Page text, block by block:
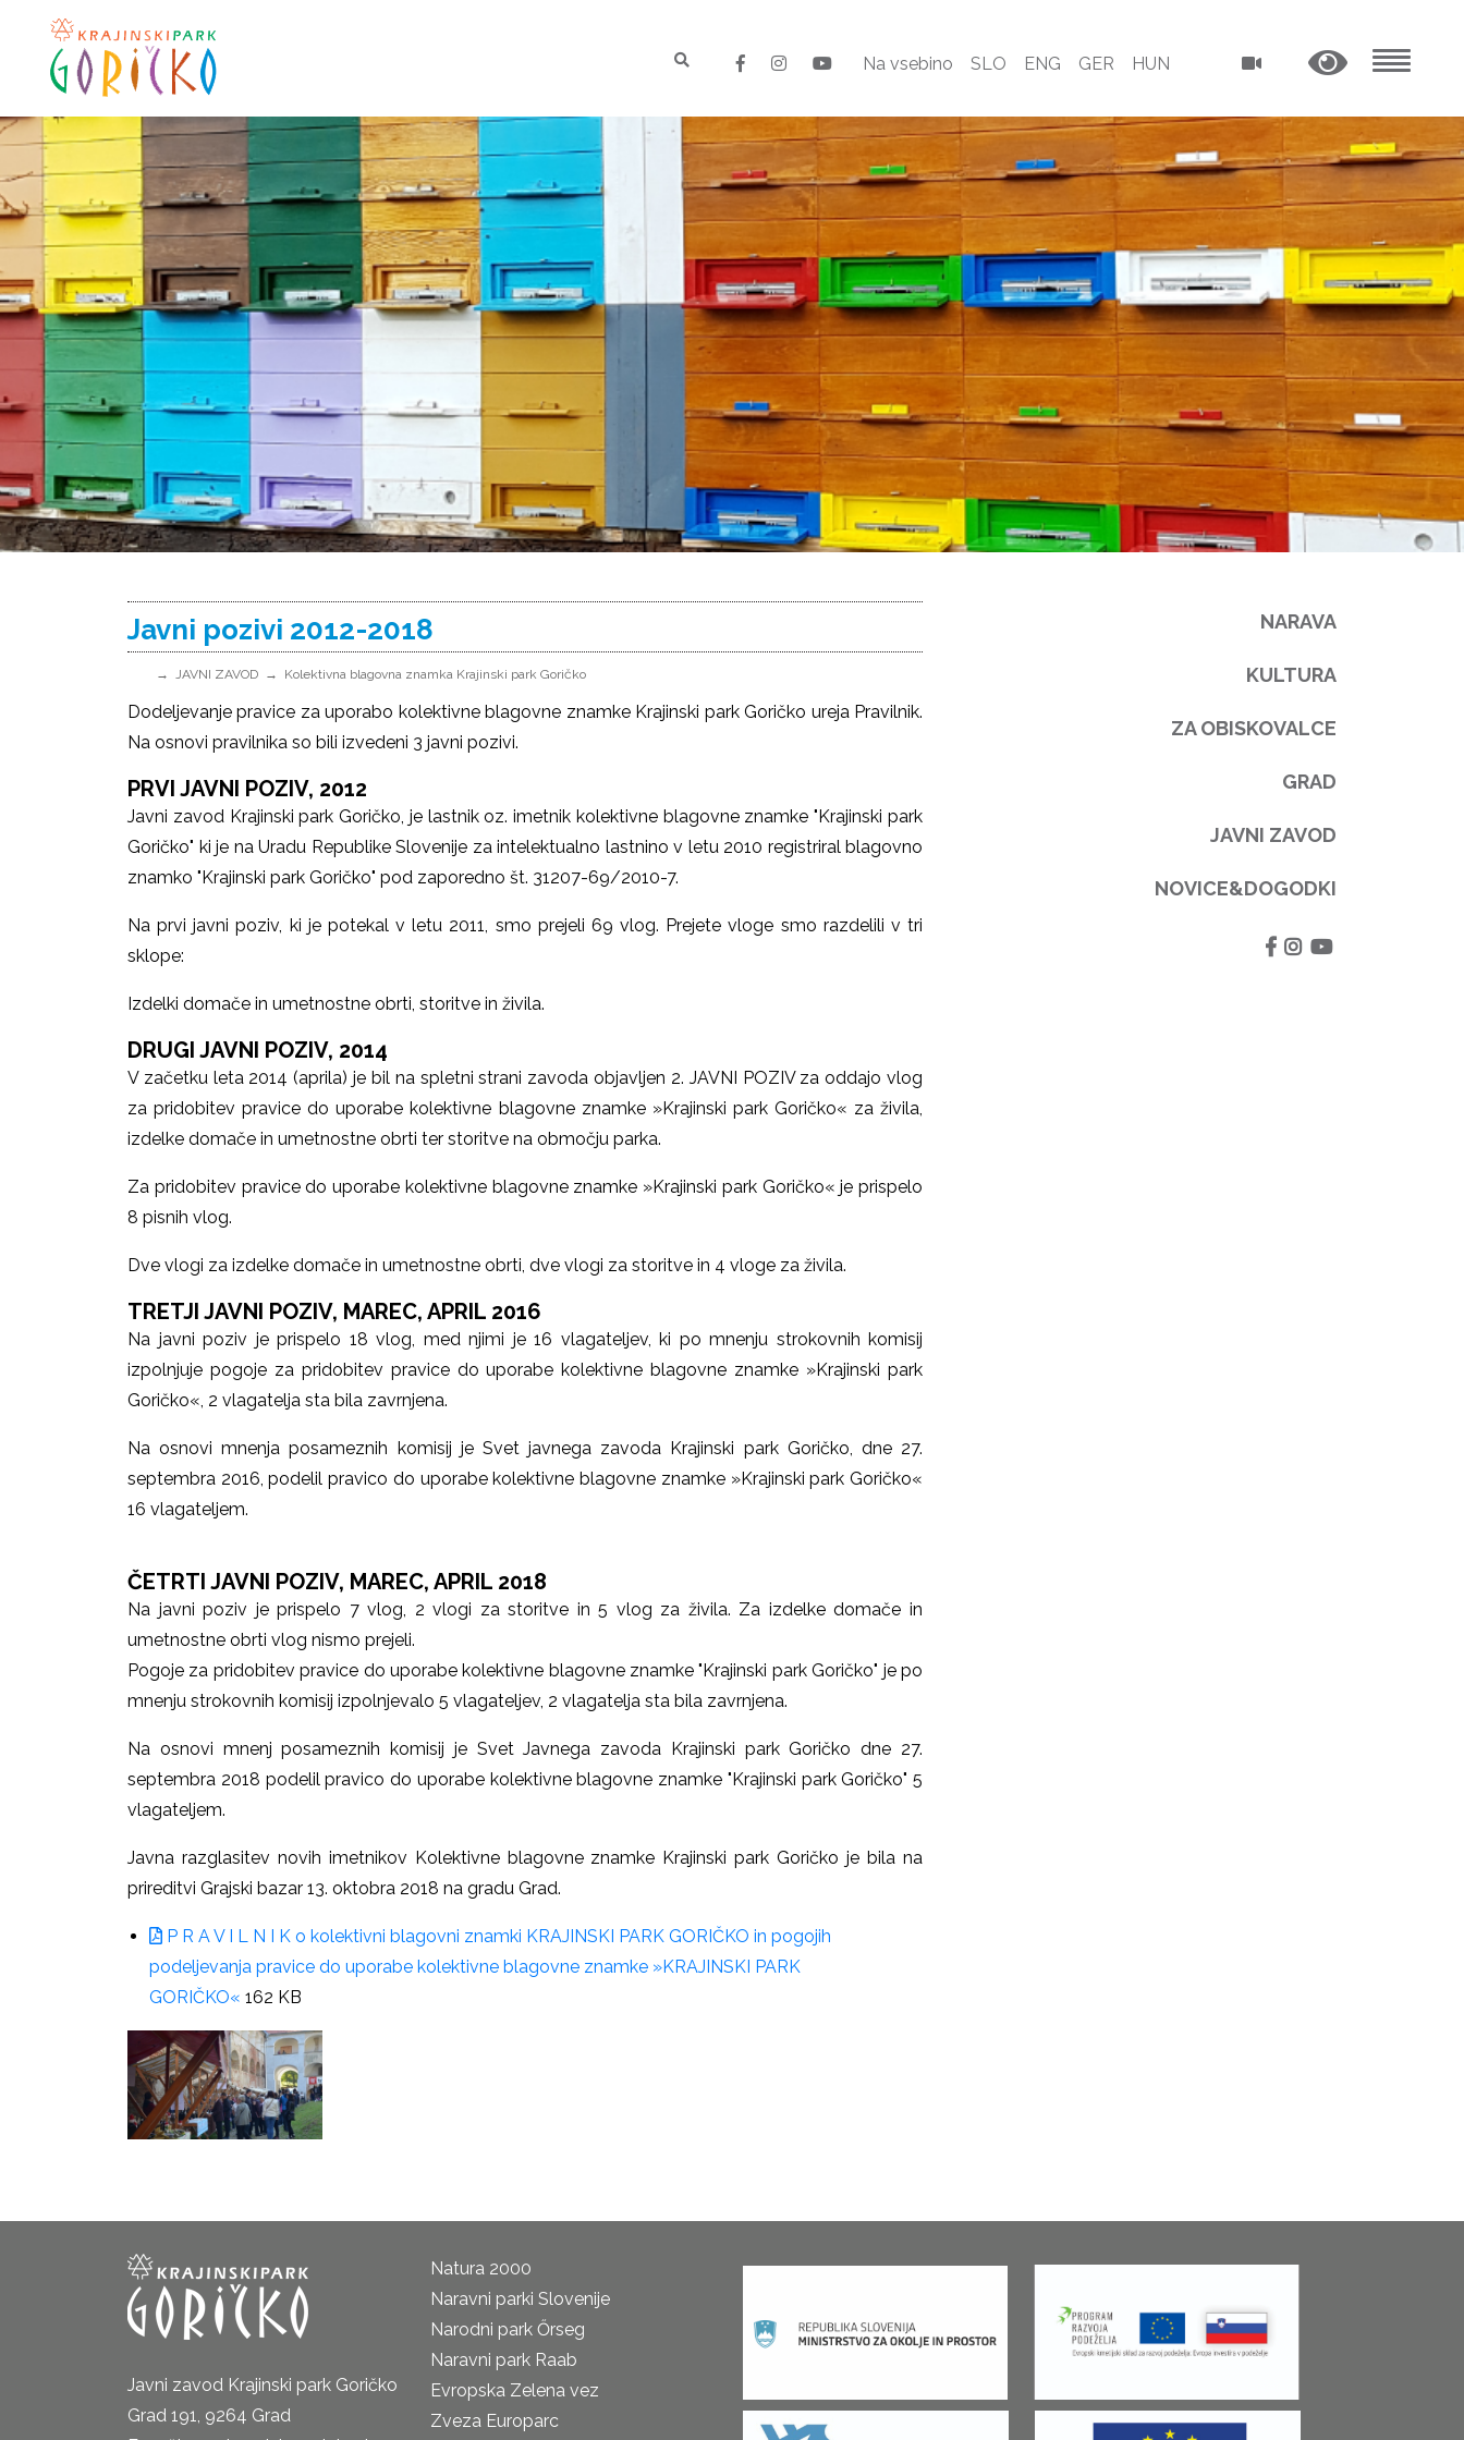
Na vsebino SLO ENG GER HUN
Javni pozivi 2012-2018
JAVNI ZAVOD Kolektivna blagovna znamka Krajinski park Goričko
Dodeljevanje pravice za uporabo kolektivne blagovne znamke Krajinski park Goričko ureja Pravilnik.
Na osnovi pravilnika so bili izvedeni 3 javni pozivi.
PRVI JAVNI POZIV, 2012
Javni zavod Krajinski park Goričko, je lastnik oz. imetnik kolektivne blagovne znamke "Krajinski park
Goričko" ki je na Uradu Republike Slovenije za intelektualno lastnino v letu 2010 registriral blagovno
znamko "Krajinski park Goričko" pod zaporedno št. 31207-69/2010-7.
Na prvi javni poziv, ki je potekal v letu 2011, smo prejeli 69 vlog. Prejete vloge smo razdelili v tri
sklope:
Izdelki domače in umetnostne obrti, storitve in živila.
DRUGI JAVNI POZIV, 2014
V začetku leta 2014 (aprila) je bil na spletni strani zavoda objavljen 2. JAVNI POZIV za oddajo vlog
za pridobitev pravice do uporabe kolektivne blagovne znamke »Krajinski park Goričko« za živila,
izdelke domače in umetnostne obrti ter storitve na območju parka.
Za pridobitev pravice do uporabe kolektivne blagovne znamke »Krajinski park Goričko« je prispelo
8 pisnih vlog.
Dve vlogi za izdelke domače in umetnostne obrti, dve vlogi za storitve in 4 vloge za živila.
TRETJI JAVNI POZIV, MAREC, APRIL 2016
Na javni poziv je prispelo 18 vlog, med njimi je 16 vlagateljev, ki po mnenju strokovnih komisij
izpolnjuje pogoje za pridobitev pravice do uporabe kolektivne blagovne znamke »Krajinski park
Goričko«, 2 vlagatelja sta bila zavrnjena.
Na osnovi mnenja posameznih komisij je Svet javnega zavoda Krajinski park Goričko, dne 27.
septembra 2016, podelil pravico do uporabe kolektivne blagovne znamke »Krajinski park Goričko«
16 vlagateljem.
ČETRTI JAVNI POZIV, MAREC, APRIL 2018
Na javni poziv je prispelo 7 vlog, 2 vlogi za storitve in 5 vlog za živila. Za izdelke domače in
umetnostne obrti vlog nismo prejeli.
Pogoje za pridobitev pravice do uporabe kolektivne blagovne znamke "Krajinski park Goričko" je po
mnenju strokovnih komisij izpolnjevalo 5 vlagateljev, 2 vlagatelja sta bila zavrnjena.
Na osnovi mnenj posameznih komisij je Svet Javnega zavoda Krajinski park Goričko dne 27.
septembra 2018 podelil pravico do uporabe kolektivne blagovne znamke "Krajinski park Goričko" 5
vlagateljem.
Javna razglasitev novih imetnikov Kolektivne blagovne znamke Krajinski park Goričko je bila na
prireditvi Grajski bazar 13. oktobra 2018 na gradu Grad.
P R A V I L N I K o kolektivni blagovni znamki KRAJINSKI PARK GORIČKO in pogojih
podeljevanja pravice do uporabe kolektivne blagovne znamke »KRAJINSKI PARK
GORIČKO« 162 KB
NARAVA
KULTURA
ZA OBISKOVALCE
GRAD
JAVNI ZAVOD
NOVICE&DOGODKI
Javni zavod Krajinski park Goričko
Grad 191, 9264 Grad
Natura 2000
Naravni parki Slovenije
Narodni park Őrseg
Naravni park Raab
Evropska Zelena vez
Zveza Europarc